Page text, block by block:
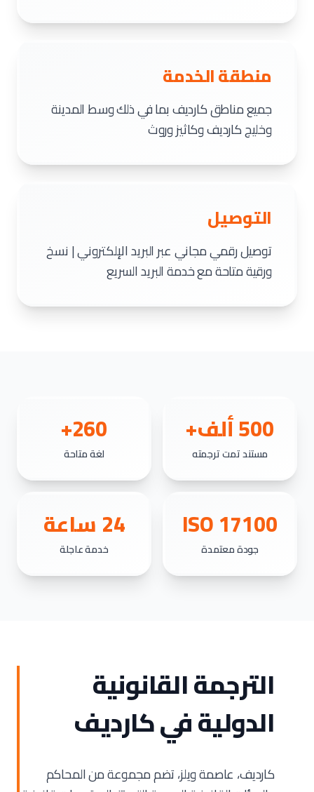
منطقة الخدمة
جميع مناطق كارديف بما في ذلك وسط المدينة
وخليج كارديف وكاثيز وروث
التوصيل
توصيل رقمي مجاني عبر البريد الإلكتروني | نسخ
ورقية متاحة مع خدمة البريد السريع
500 ألف+
مستند تمت ترجمته
260+
لغة متاحة
ISO 17100
جودة معتمدة
24 ساعة
خدمة عاجلة
الترجمة القانونية
الدولية في كارديف
كارديف، عاصمة ويلز، تضم مجموعة من المحاكم